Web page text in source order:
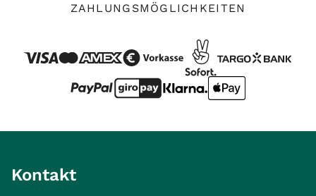
ZAHLUNGSMÖGLICHKEITEN
Kontakt